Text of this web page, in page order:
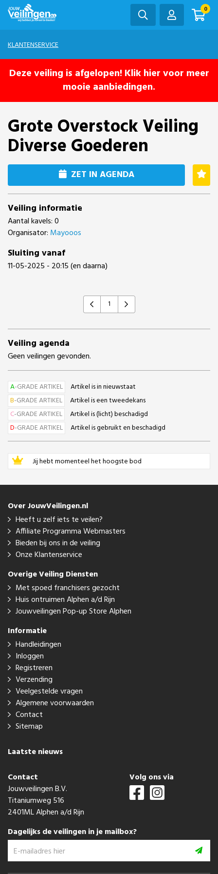
0
KLANTENSERVICE
Deze veiling is afgelopen! Klik hier voor meer
mooie aanbiedingen.
Grote Overstock Veiling
Diverse Goederen
ZET IN AGENDA
Veiling informatie
Aantal kavels: 0
Organisator: Mayooos
Sluiting vanaf
11-05-2025 - 20:15 (en daarna)
Previous
1 Next
Veiling agenda
Geen veilingen gevonden.
A-GRADE ARTIKEL
Artikel is in nieuwstaat
B-GRADE ARTIKEL
Artikel is een tweedekans
C-GRADE ARTIKEL
Artikel is (licht) beschadigd
D-GRADE ARTIKEL Artikel is gebruikt en beschadigd
Jij hebt momenteel het hoogste bod
Over JouwVeilingen.nl
Heeft u zelf iets te veilen?
Affiliate Programma Webmasters
Bieden bij ons in de veiling
Onze Klantenservice
Overige Veiling Diensten
Met spoed franchisers gezocht
Huis ontruimen Alphen a/d Rijn
Jouwveilingen Pop-up Store Alphen
Informatie
Handleidingen
Inloggen
Registreren
Verzending
Veelgestelde vragen
Algemene voorwaarden
Contact
Sitemap
Laatste nieuws
Contact
Jouwveilingen B.V.
Titaniumweg 516
2401ML Alphen a/d Rijn
Volg ons via
Dagelijks de veilingen in je mailbox?